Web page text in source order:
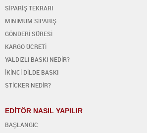
SİPARİŞ TEKRARI
MİNİMUM SİPARİŞ
GÖNDERİ SÜRESİ
KARGO ÜCRETİ
YALDIZLI BASKI NEDİR?
İKİNCİ DİLDE BASKI
STİCKER NEDİR?
EDİTÖR NASIL YAPILIR
BAŞLANGIC